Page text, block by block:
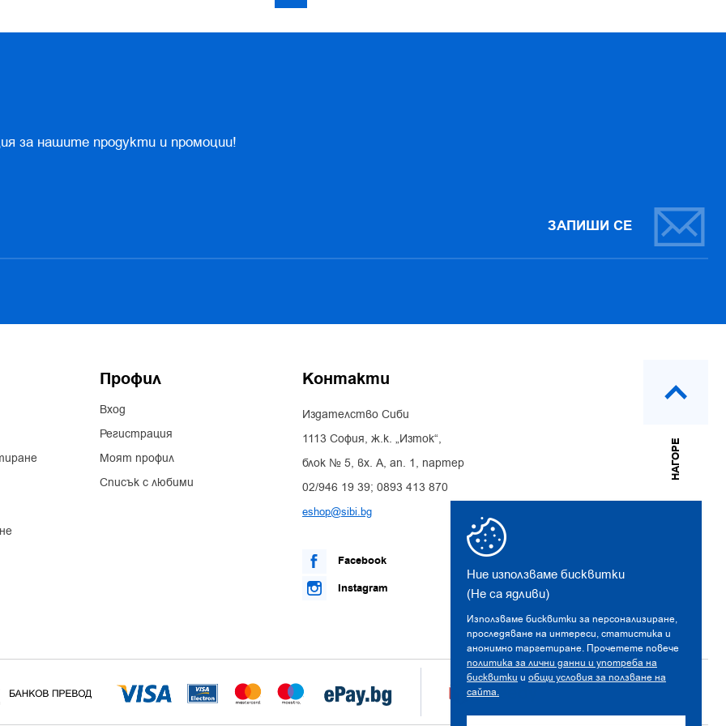
Ние използваме бисквитки
(Не са ядливи)
Използваме бисквитки за персонализиране,
проследяване на интереси, статистика и
анонимно таргетиране. Прочетете повече
политика за лични данни и употреба на
бисквитки и общи условия за ползване на
сайта.
за нашите продукти и промоции!
ЗАПИШИ СЕ
Профил
Вход
Регистрация
Моят профил
Списък с любими
Контакти
Издателство Сиби
1113 София, ж.к. „Изток“,
блок № 5, вх. А, ап. 1, партер
02/946 19 39; 0893 413 870
eshop@sibi.bg
Facebook
Instagram
НАГОРЕ